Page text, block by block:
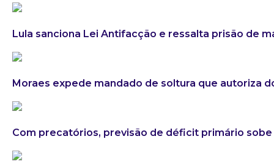
Lula sanciona Lei Antifacção e ressalta prisão de
Moraes expede mandado de soltura que autoriza
Com precatórios, previsão de déficit primário sobe